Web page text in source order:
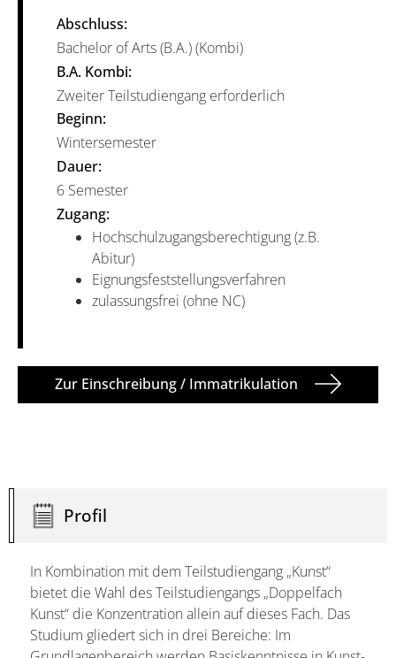
Abschluss:
Bachelor of Arts (B.A.) (Kombi)
B.A. Kombi:
Zweiter Teilstudiengang erforderlich
Beginn:
Wintersemester
Dauer:
6 Semester
Zugang:
Hochschulzugangsberechtigung (z.B.
Abitur)
Eignungsfeststellungsverfahren
zulassungsfrei (ohne NC)
Zur Einschreibung / Immatrikulation
Profil
In Kombination mit dem Teilstudiengang „Kunst“
bietet die Wahl des Teilstudiengangs „Doppelfach
Kunst“ die Konzentration allein auf dieses Fach. Das
Studium gliedert sich in drei Bereiche: Im